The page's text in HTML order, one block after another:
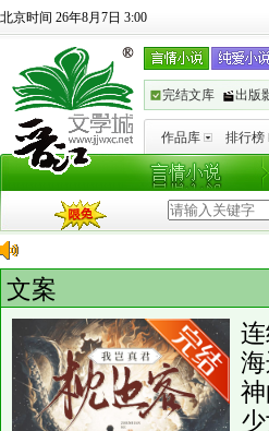
北京时间 26年8月7日 3:00
完结文库 出版
作品库 排行榜
文案
神